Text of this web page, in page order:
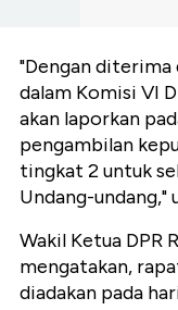
"Dengan diterima
dalam Komisi VI
akan laporkan
pengambilan
tingkat 2 untuk
Undang-undang,"
Wakil Ketua DPR
mengatakan,
diadakan pada